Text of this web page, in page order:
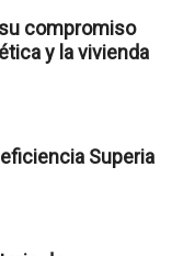
compromiso
y la vivienda
Superia